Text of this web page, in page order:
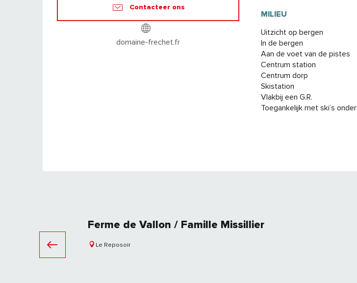
Contacteer ons
domaine-frechet.fr
MILIEU
MILIEU
Uitzicht op bergen
In de bergen
Aan de voet van de pistes
Centrum station
Centrum dorp
Skistation
Vlakbij een G.R.
Toegankelijk met ski’s onder
Ferme de Vallon / Famille Missillier
Le Reposoir